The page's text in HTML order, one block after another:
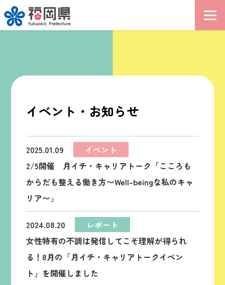
イベント・お知らせ
2025.01.09
イベント
2/5開催 月イチ・キャリアトーク「こころも
からだも整える働き方〜Well-beingな私のキャ
リア〜」
2024.08.20
レポート
女性特有の不調は発信してこそ理解が得られ
る！8月の「月イチ・キャリアトークイベン
ト」を開催しました